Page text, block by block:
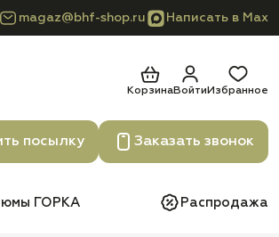
magaz@bhf-shop.ru Написать в Max
КорзинаВойти Избранное
посылку Заказать звонок
ГОРКА Распродажа